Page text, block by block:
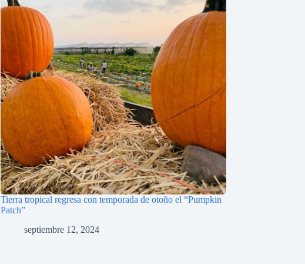
Tierra tropical regresa con temporada de otoño el “Pumpkin
Patch”
septiembre 12, 2024